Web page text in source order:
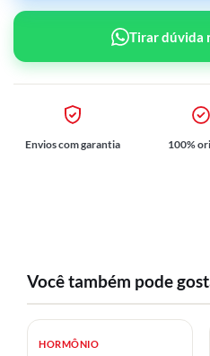
Tirar dúvida
Envios com garantia 100%
Você também pode
HORMÔNIO